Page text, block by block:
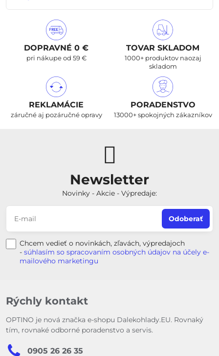
DOPRAVNÉ 0 €
pri nákupe od 59 €
TOVAR SKLADOM
1000+ produktov naozaj
skladom
REKLAMÁCIE
záručné aj pozáručné opravy
PORADENSTVO
13000+ spokojných zákazníkov
Newsletter
Novinky - Akcie - Výpredaje:
Odoberať
Chcem vedieť o novinkách, zľavách, výpredajoch
- súhlasím so spracovaním osobných údajov na účely e-
mailového marketingu
Rýchly kontakt
OPTINO je nová značka e-shopu Dalekohlady.EU. Rovnaký
tím, rovnaké odborné poradenstvo a servis.
0905 26 26 35